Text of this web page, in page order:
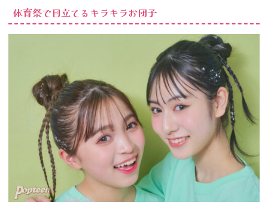
体育祭で目立てるキラキラお団子